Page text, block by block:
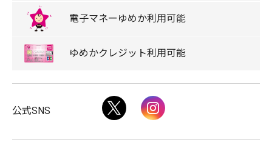
心地よさや好感を大切にした
"Good Feeling Wear"で
そんなつながりを、笑顔を、つくり続けます。
電子マネー ゆめか利用可能
ゆめかクレジット利用可能
公式SNS Twitter